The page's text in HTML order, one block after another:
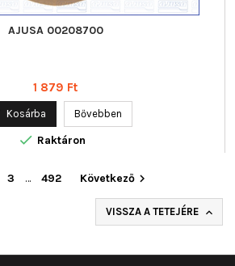
AJUSA 00208700
Ár
1 879 Ft
Kosárba Bővebben
 Raktáron
3 … 492 Következő
VISSZA A TETEJÉRE 